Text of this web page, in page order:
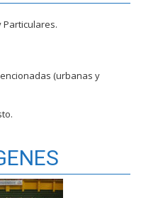
Particulares.
(urbanas y